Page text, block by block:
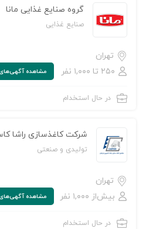
گروه صنایع غذایی مانا
صنایع غذایی
تهران
۲۵۰ تا ۱,۰۰۰ نفر
مشاهده‌
در حال استخدام
تولیدی و صنعتی
تهران
بیش‌از ۱,۰۰۰ نفر
مشاهده‌
در حال استخدام